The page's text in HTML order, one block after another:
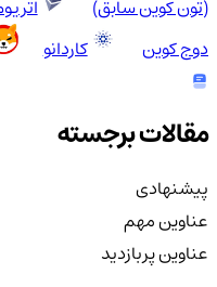
(تون کوین سابق)
اتریوم
دوج کوین
کاردانو
مقالات برجسته
پیشنهادی
عناوین مهم
عناوین پربازدید